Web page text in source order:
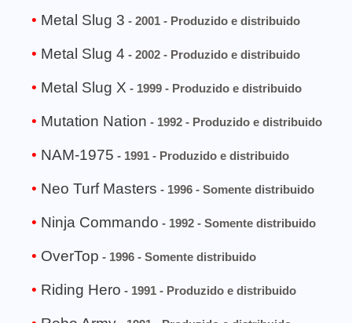
Metal Slug 3 - 2001 - Produzido e distribuido
Metal Slug 4 - 2002 - Produzido e distribuido
Metal Slug X - 1999 - Produzido e distribuido
Mutation Nation - 1992 - Produzido e distribuido
NAM-1975 - 1991 - Produzido e distribuido
Neo Turf Masters - 1996 - Somente distribuido
Ninja Commando - 1992 - Somente distribuido
OverTop - 1996 - Somente distribuido
Riding Hero - 1991 - Produzido e distribuido